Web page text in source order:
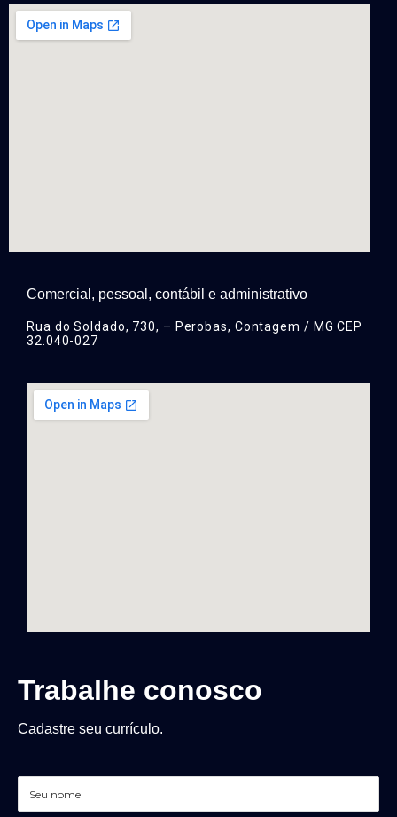
Comercial, pessoal, contábil e administrativo
Rua do Soldado, 730, – Perobas, Contagem / MG CEP
32.040-027
Trabalhe conosco
Cadastre seu currículo.